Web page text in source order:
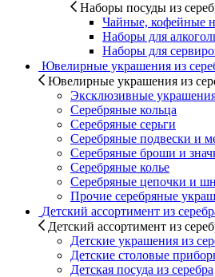
Наборы посуды из
Чайные, кофейные
Наборы для
Наборы для
Ювелирные украшения из
Ювелирные украшения из
Эксклюзивные
Серебряные кольца
Серебряные серьги
Серебряные подвески и
Серебряные броши и
Серебряные колье
Серебряные цепочки и
Прочие серебряные
Детский ассортимент из
Детский ассортимент из
Детские украшения из
Детские столовые
Детская посуда из серебра